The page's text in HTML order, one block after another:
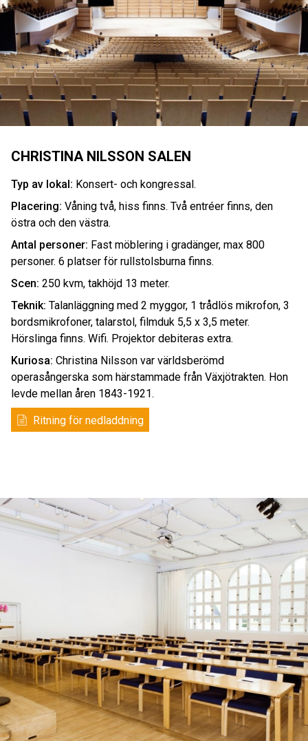
CHRISTINA NILSSON SALEN
Typ av lokal: Konsert- och kongressal.
Placering: Våning två, hiss finns. Två entréer finns, den
östra och den västra.
Antal personer: Fast möblering i gradänger, max 800
personer. 6 platser för rullstolsburna finns.
Scen: 250 kvm, takhöjd 13 meter.
Teknik: Talanläggning med 2 myggor, 1 trådlös mikrofon, 3
bordsmikrofoner, talarstol, filmduk 5,5 x 3,5 meter.
Hörslinga finns. Wifi. Projektor debiteras extra.
Kuriosa: Christina Nilsson var världsberömd
operasångerska som härstammade från Växjötrakten. Hon
levde mellan åren 1843-1921.
Ritning för nedladdning